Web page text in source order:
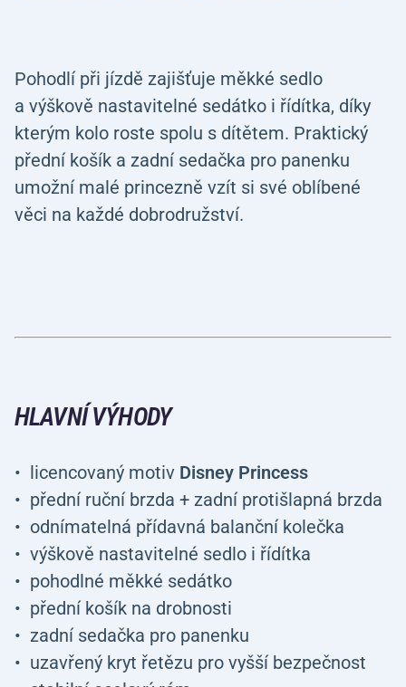
Pohodlí při jízdě zajišťuje měkké sedlo
a výškově nastavitelné sedátko i řídítka, díky
kterým kolo roste spolu s dítětem. Praktický
přední košík a zadní sedačka pro panenku
umožní malé princezně vzít si své oblíbené
věci na každé dobrodružství.
HLAVNÍ VÝHODY
licencovaný motiv Disney Princess
přední ruční brzda + zadní protišlapná brzda
odnímatelná přídavná balanční kolečka
výškově nastavitelné sedlo i řídítka
pohodlné měkké sedátko
přední košík na drobnosti
zadní sedačka pro panenku
uzavřený kryt řetězu pro vyšší bezpečnost